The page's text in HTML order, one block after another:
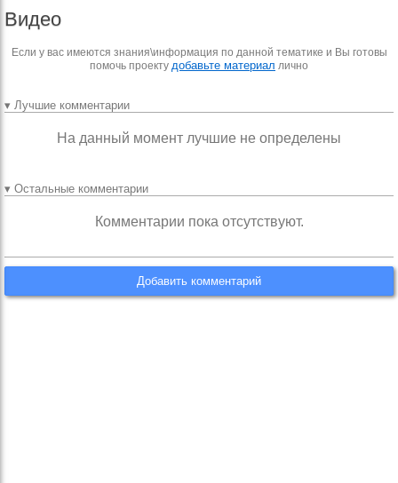
Видео
Если у вас имеются знания\информация по данной тематике и Вы готовы
помочь проекту добавьте материал лично
▾ Лучшие комментарии
На данный момент лучшие не определены
▾ Остальные комментарии
Комментарии пока отсутствуют.
Добавить комментарий